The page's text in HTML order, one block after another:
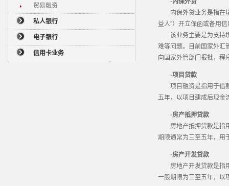
贸易融资
私人银行
电子银行
信用卡业务
·内保外贷
内保外贷业务是指在境
益人”）开立保函或备用
该业务主要是为支持境
难等问题。目前国家外汇
向国家外管部门报批，程
·项目贷款
项目融资是指用于借款
五年，以项目建成后现金
·房产抵押贷款
房地产抵押贷款是指用
期限通常为三至五年，用
·房产开发贷款
房地产开发贷款是指用
一般期限为三至五年，以